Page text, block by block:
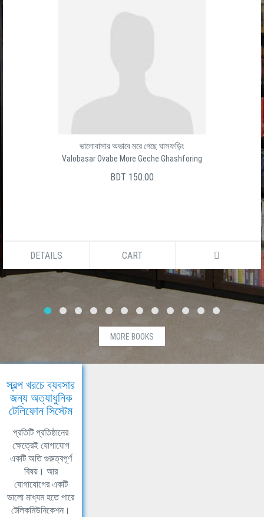
ভালোবাসার অভাবে মরে গেছে ঘাসফড়িং
Valobasar Ovabe More Geche Ghashforing
BDT 150.00
DETAILS CART
MORE BOOKS
স্বল্প খরচে ব্যবসার
জন্য অত্যাধুনিক
টেলিফোন সিস্টেম
প্রতিটি প্রতিষ্ঠানের
ক্ষেত্রেই যোগাযোগ
একটি অতি গুরুত্বপূর্ণ
বিষয়। আর
যোগাযোগের একটি
ভালো মাধ্যম হতে পারে
টেলিকমিউনিকেশন।